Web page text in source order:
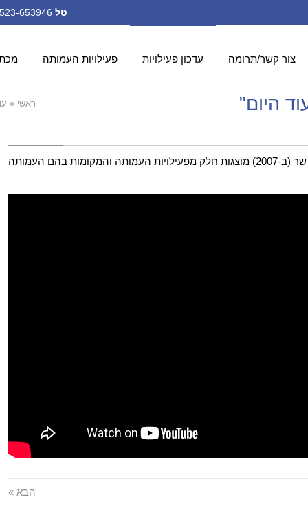
טל
צור קשר/תרומה עדכון פעילויות פעילויות העמותה
היום" ראשי »
בסרט "שדרות עוד יום" שערך והפיק איל שר (ב-2007) מוצגות חלק מפעילויות העמותה והמקומות בהם העמותה
הבא »